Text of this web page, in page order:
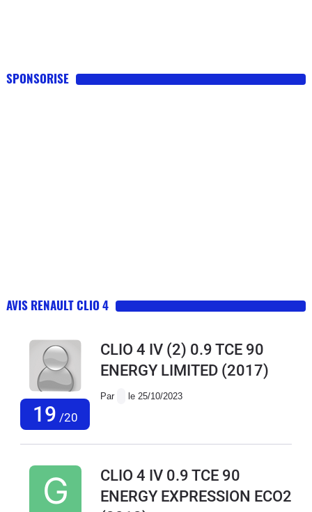
SPONSORISE
AVIS RENAULT CLIO 4
19 /20
CLIO 4 IV (2) 0.9 TCE 90
ENERGY LIMITED (2017)
Par le 25/10/2023
CLIO 4 IV 0.9 TCE 90
ENERGY EXPRESSION ECO2